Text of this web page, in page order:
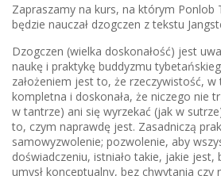
Zapraszamy na kurs, na którym Ponlob
będzie nauczał dzogczen z tekstu
Dzogczen (wielka doskonałość) jest
naukę i praktykę buddyzmu
założeniem jest to, że rzeczywistość,
kompletna i doskonała, że niczego nie
w tantrze) ani się wyrzekać (jak w
to, czym naprawdę jest. Zasadniczą
samowyzwolenie; pozwolenie, aby
doświadczeniu, istniało takie, jakie jest,
umysł konceptualny, bez chwytania czy